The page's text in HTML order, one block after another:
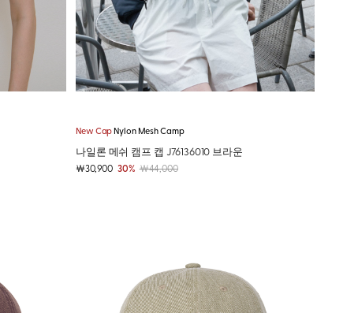
New CapNylon Mesh Camp
나일론 메쉬 캠프 캡 J76136010 브라운
￦30,900 30% ￦44,000